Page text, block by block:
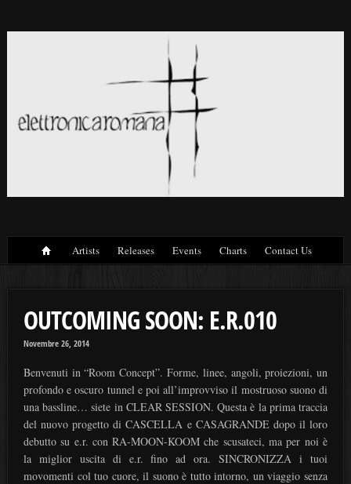
Artists Releases Events Charts Contact Us
OUTCOMING SOON: E.R.010
Novembre 26, 2014
Benvenuti in “Room Concept”. Forme, linee, angoli, proiezioni, un
profondo e oscuro tunnel e poi all’improvviso il mostruoso suono di
una bassline… siete in CLEAR SESSION. Questa è la prima traccia
del nuovo progetto di CASCELLA e CASAGRANDE dopo il loro
debutto su e.r. con RA-MOON-KOOM che scusateci, ma per noi è
la miglior uscita di e.r. fino ad ora. SINCRONIZZA i tuoi
movomenti col tuo cuore, il suono è tutto intorno, un viaggio senza